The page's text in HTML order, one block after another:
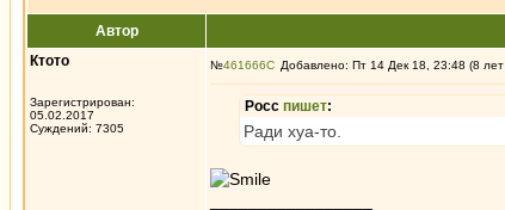
Автор
Ктото
Зарегистрирован:
05.02.2017
Суждений: 7305
№461666 Добавлено: Пт 14 Дек 18, 23:48 (8
Росс пишет:
Ради хуа-то.